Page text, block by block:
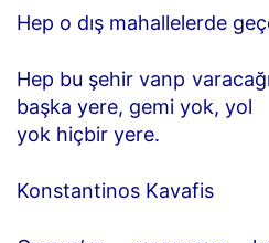
Hep o dış mahallelerde
Hep bu şehir vanp
başka yere, gemi yok, yol
yok hiçbir yere.
Konstantinos Kavafis